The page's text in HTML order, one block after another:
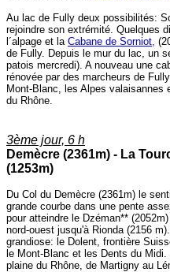
Au lac de Fully deux possibilités:
rejoindre son extrémité. Quelques
l´alpage et la Cabane de Sorniot,
de Fully. Depuis le mur du lac, un
patois mercredi). A nouveau une
rénovée par des marcheurs de
Mont-Blanc, les Alpes valaisannes
du Rhône.
3ème jour, 6 h
Demècre (2361m) - La
(1253m)
Du Col du Demècre (2361m) le
grande courbe dans une pente
pour atteindre le Dzéman**
nord-ouest jusqu'à Rionda (2156
grandiose: le Dolent, frontière
le Mont-Blanc et les Dents du
plaine du Rhône, de Martigny au